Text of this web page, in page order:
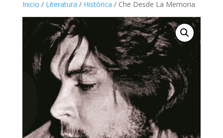
Inicio / Literatura / Histórica / Che Desde La Memoria